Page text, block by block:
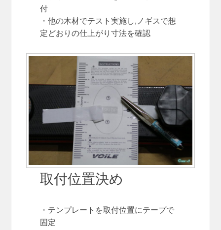
付
・他の木材でテスト実施し,ノギスで想
定どおりの仕上がり寸法を確認
取付位置決め
・テンプレートを取付位置にテープで
固定